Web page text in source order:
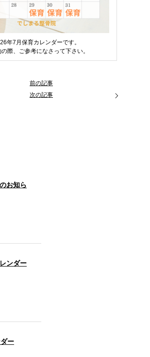
年7月保育カレンダーです。
の際、ご参考になさって下さい。
前の記事
次の記事
お知ら
ンダー
ー